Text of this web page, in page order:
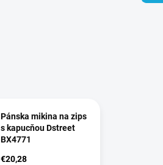
Pánska mikina na zips
s kapucňou Dstreet
BX4771
€20,28